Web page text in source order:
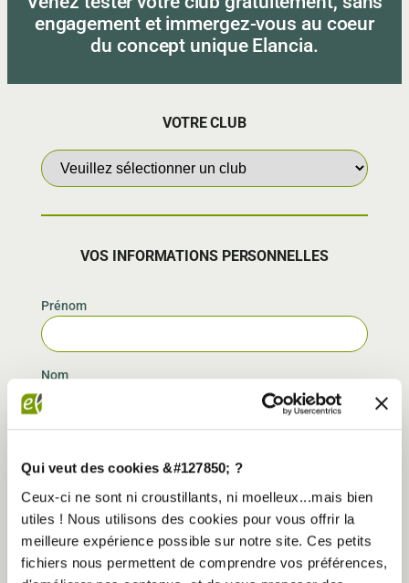
Qui veut des cookies &#127850; ?
Ceux-ci ne sont ni croustillants, ni moelleux...mais bien
utiles ! Nous utilisons des cookies pour vous offrir la
meilleure expérience possible sur notre site. Ces petits
fichiers nous permettent de comprendre vos préférences,
engagement et immergez-vous au coeur
du concept unique Elancia.
VOTRE CLUB
VOS INFORMATIONS PERSONNELLES
Prénom
Nom
Téléphone